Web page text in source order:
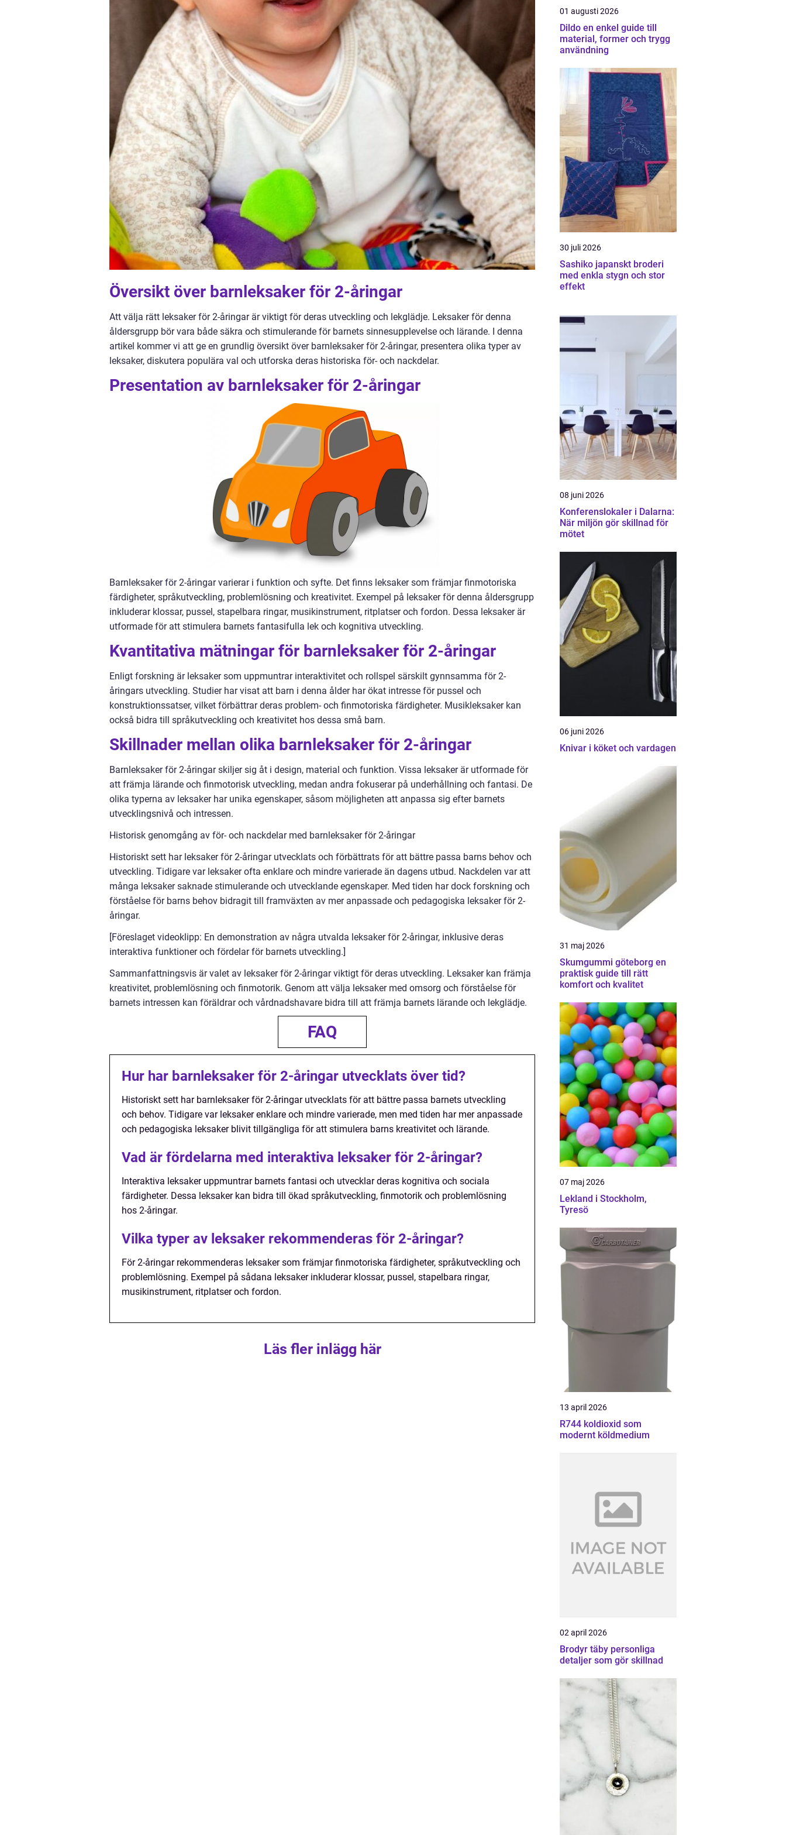
Översikt över barnleksaker för 2-åringar
Att välja rätt leksaker för 2-åringar är viktigt för deras utveckling och lekglädje. Leksaker för denna
åldersgrupp bör vara både säkra och stimulerande för barnets sinnesupplevelse och lärande. I denna
artikel kommer vi att ge en grundlig översikt över barnleksaker för 2-åringar, presentera olika typer av
leksaker, diskutera populära val och utforska deras historiska för- och nackdelar.
Presentation av barnleksaker för 2-åringar
Barnleksaker för 2-åringar varierar i funktion och syfte. Det finns leksaker som främjar finmotoriska
färdigheter, språkutveckling, problemlösning och kreativitet. Exempel på leksaker för denna åldersgrupp
inkluderar klossar, pussel, stapelbara ringar, musikinstrument, ritplatser och fordon. Dessa leksaker är
utformade för att stimulera barnets fantasifulla lek och kognitiva utveckling.
Kvantitativa mätningar för barnleksaker för 2-åringar
Enligt forskning är leksaker som uppmuntrar interaktivitet och rollspel särskilt gynnsamma för 2-
åringars utveckling. Studier har visat att barn i denna ålder har ökat intresse för pussel och
konstruktionssatser, vilket förbättrar deras problem- och finmotoriska färdigheter. Musikleksaker kan
också bidra till språkutveckling och kreativitet hos dessa små barn.
Skillnader mellan olika barnleksaker för 2-åringar
Barnleksaker för 2-åringar skiljer sig åt i design, material och funktion. Vissa leksaker är utformade för
att främja lärande och finmotorisk utveckling, medan andra fokuserar på underhållning och fantasi. De
olika typerna av leksaker har unika egenskaper, såsom möjligheten att anpassa sig efter barnets
utvecklingsnivå och intressen.
Historisk genomgång av för- och nackdelar med barnleksaker för 2-åringar
Historiskt sett har leksaker för 2-åringar utvecklats och förbättrats för att bättre passa barns behov och
utveckling. Tidigare var leksaker ofta enklare och mindre varierade än dagens utbud. Nackdelen var att
många leksaker saknade stimulerande och utvecklande egenskaper. Med tiden har dock forskning och
förståelse för barns behov bidragit till framväxten av mer anpassade och pedagogiska leksaker för 2-
åringar.
[Föreslaget videoklipp: En demonstration av några utvalda leksaker för 2-åringar, inklusive deras
interaktiva funktioner och fördelar för barnets utveckling.]
Sammanfattningsvis är valet av leksaker för 2-åringar viktigt för deras utveckling. Leksaker kan främja
kreativitet, problemlösning och finmotorik. Genom att välja leksaker med omsorg och förståelse för
barnets intressen kan föräldrar och vårdnadshavare bidra till att främja barnets lärande och lekglädje.
FAQ
Hur har barnleksaker för 2-åringar utvecklats över tid?
Historiskt sett har barnleksaker för 2-åringar utvecklats för att bättre passa barnets utveckling
och behov. Tidigare var leksaker enklare och mindre varierade, men med tiden har mer anpassade
och pedagogiska leksaker blivit tillgängliga för att stimulera barns kreativitet och lärande.
Vad är fördelarna med interaktiva leksaker för 2-åringar?
Interaktiva leksaker uppmuntrar barnets fantasi och utvecklar deras kognitiva och sociala
färdigheter. Dessa leksaker kan bidra till ökad språkutveckling, finmotorik och problemlösning
hos 2-åringar.
Vilka typer av leksaker rekommenderas för 2-åringar?
För 2-åringar rekommenderas leksaker som främjar finmotoriska färdigheter, språkutveckling och
problemlösning. Exempel på sådana leksaker inkluderar klossar, pussel, stapelbara ringar,
musikinstrument, ritplatser och fordon.
Läs fler inlägg här
01 augusti 2026
Dildo en enkel guide till
material, former och trygg
användning
30 juli 2026
Sashiko japanskt broderi
med enkla stygn och stor
effekt
08 juni 2026
Konferenslokaler i Dalarna:
När miljön gör skillnad för
mötet
06 juni 2026
Knivar i köket och vardagen
31 maj 2026
Skumgummi göteborg en
praktisk guide till rätt
komfort och kvalitet
07 maj 2026
Lekland i Stockholm,
Tyresö
13 april 2026
R744 koldioxid som
modernt köldmedium
02 april 2026
Brodyr täby personliga
detaljer som gör skillnad